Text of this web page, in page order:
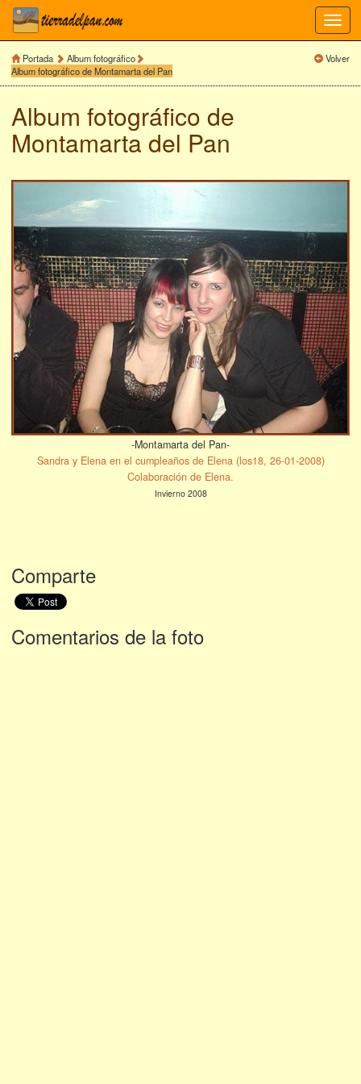
Portada
Album fotográfico
Album fotográfico de Montamarta del Pan
Volver
Album fotográfico de
Montamarta del Pan
-Montamarta del Pan-
Sandra y Elena en el cumpleaños de Elena (los18, 26-01-2008)
Colaboración de Elena.
Invierno 2008
Comparte
Comentarios de la foto